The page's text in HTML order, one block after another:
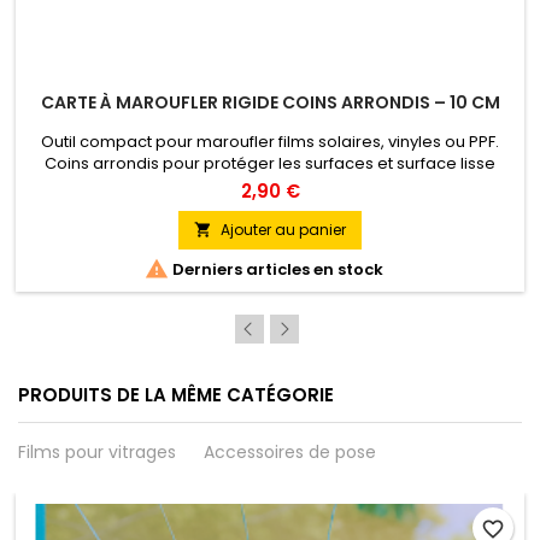
CARTE À MAROUFLER RIGIDE COINS ARRONDIS – 10 CM
Outil compact pour maroufler films solaires, vinyles ou PPF.
Coins arrondis pour protéger les surfaces et surface lisse
pour un marouflage précis. Couleurs : Silver, White, Gold, Blue.
2,90 €
 Ajouter au panier
 Derniers articles en stock
PRODUITS DE LA MÊME CATÉGORIE
Films pour vitrages Accessoires de pose
favorite_border